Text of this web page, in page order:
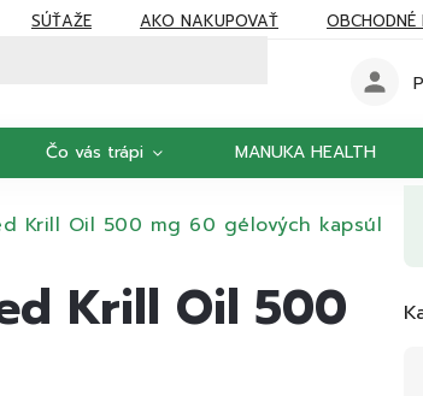
SÚŤAŽE AKO NAKUPOVAŤ OBCHODNÉ
Čo vás trápi MANUKA HEALTH
Krill Oil 500 mg 60 gélových kapsúl
Krill Oil 500